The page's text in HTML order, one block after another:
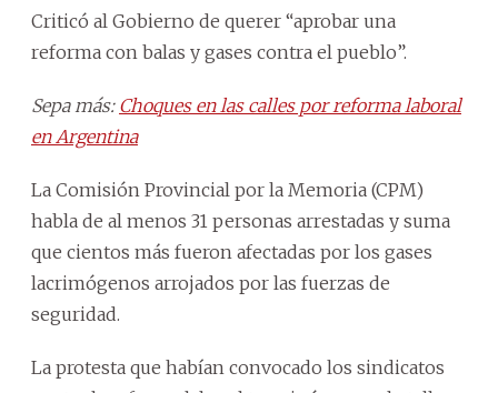
Criticó al Gobierno de querer “aprobar una
reforma con balas y gases contra el pueblo”.
Sepa más: Choques en las calles por reforma laboral
en Argentina
La Comisión Provincial por la Memoria (CPM)
habla de al menos 31 personas arrestadas y suma
que cientos más fueron afectadas por los gases
lacrimógenos arrojados por las fuerzas de
seguridad.
La protesta que habían convocado los sindicatos